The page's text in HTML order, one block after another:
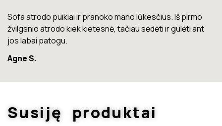
Lova labai gera. Šiuo metu neturiu jokių nusiskundimų.
Marius T.
Susiję produktai